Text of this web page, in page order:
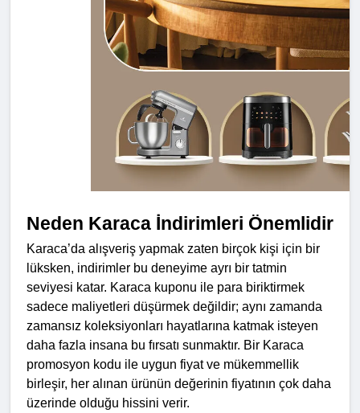
Neden Karaca İndirimleri Önemlidir
Karaca’da alışveriş yapmak zaten birçok kişi için bir
lüksken, indirimler bu deneyime ayrı bir tatmin
seviyesi katar. Karaca kuponu ile para biriktirmek
sadece maliyetleri düşürmek değildir; aynı zamanda
zamansız koleksiyonları hayatlarına katmak isteyen
daha fazla insana bu fırsatı sunmaktır. Bir Karaca
promosyon kodu ile uygun fiyat ve mükemmellik
birleşir, her alınan ürünün değerinin fiyatının çok daha
üzerinde olduğu hissini verir.